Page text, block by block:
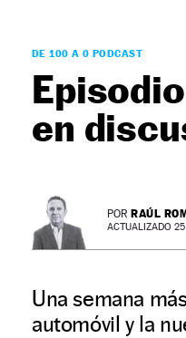
DE 100 A 0 PODCAST
en
POR RAÚL
ACTUALIZADO
Una semana
automóvil y la